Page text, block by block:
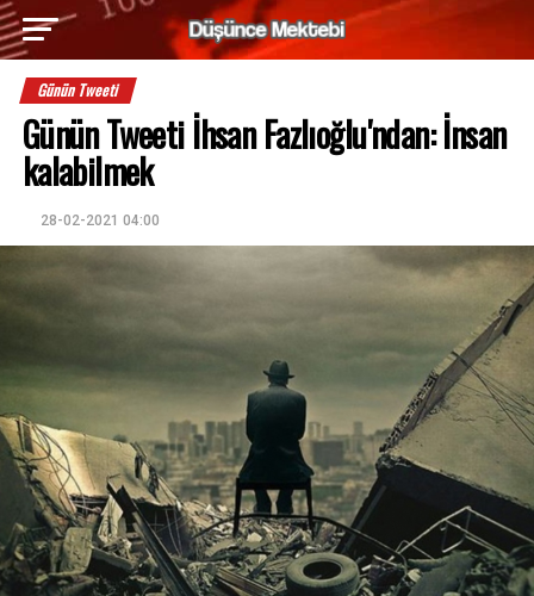
Günün Tweeti
Günün Tweeti İhsan Fazlıoğlu'ndan: İnsan
kalabilmek
28-02-2021 04:00